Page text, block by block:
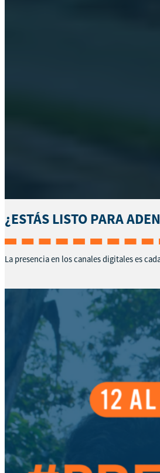
¿ESTÁS LISTO PARA
La presencia en los canales digitales es